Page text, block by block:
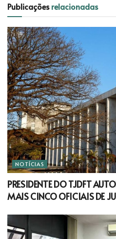
Publicaçõesrelacionadas
NOTÍCIAS
PRESIDENTE DO TJDFT
MAIS CINCO OFICIAIS DE